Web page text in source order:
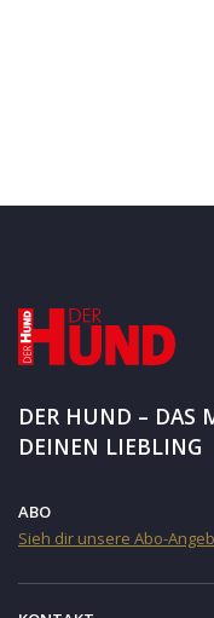
DER HUND – DAS
DEINEN LIEBLING
ABO
Sieh dir unsere Abo-